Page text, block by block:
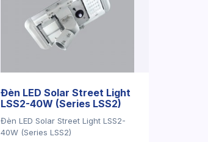
Đèn LED Solar Street Light
LSS2-40W (Series LSS2)
Đèn LED Solar Street Light LSS2-
40W (Series LSS2)